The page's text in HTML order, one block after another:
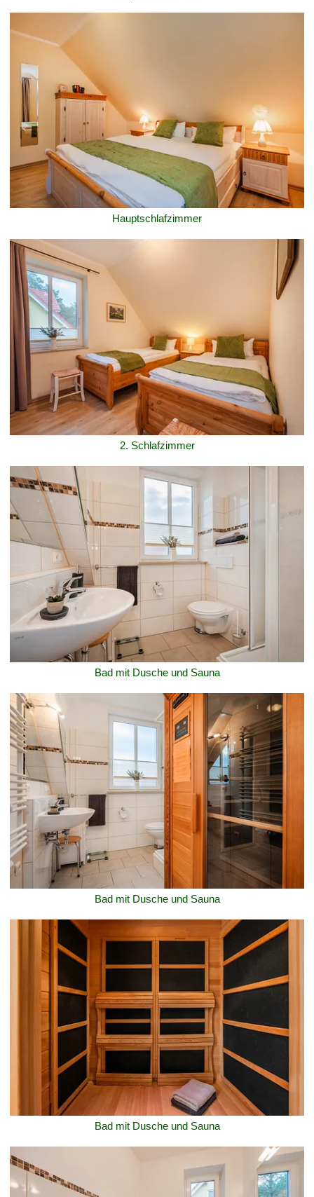
Hauptschlafzimmer
2. Schlafzimmer
Bad mit Dusche und Sauna
Bad mit Dusche und Sauna
Bad mit Dusche und Sauna